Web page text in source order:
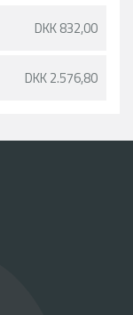
DKK 832,00
DKK 2.576,80